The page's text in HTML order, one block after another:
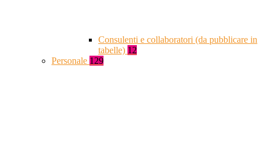
Consulenti e collaboratori (da pubblicare in
tabelle) 12
Personale 129